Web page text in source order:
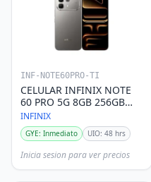
INF-NOTE60PRO-TI
CELULAR INFINIX NOTE
60 PRO 5G 8GB 256GB
TITANIUM
INFINIX
GYE: Inmediato UIO: 48 hrs
Inicia sesion para ver precios